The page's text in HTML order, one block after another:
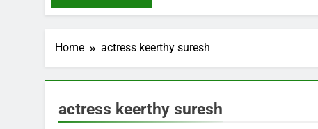
Home actress keerthy suresh
actress keerthy suresh